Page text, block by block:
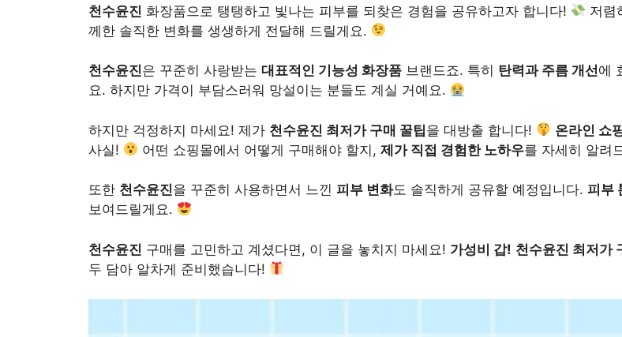
천수윤진 화장품으로 탱탱하고 빛나는 피부를 되찾은 경험을 공유하고자 합니다! 저렴
께한 솔직한 변화를 생생하게 전달해 드릴게요.
천수윤진은 꾸준히 사랑받는 대표적인 기능성 화장품 브랜드죠. 특히 탄력과 주름 개선에
요. 하지만 가격이 부담스러워 망설이는 분들도 계실 거예요.
하지만 걱정하지 마세요! 제가 천수윤진 최저가 구매 꿀팁을 대방출 합니다! 온라인 쇼
사실!
어떤 쇼핑몰에서 어떻게 구매해야 할지,제가 직접 경험한 노하우를 자세히 알려
또한 천수윤진을 꾸준히 사용하면서 느낀 피부 변화도 솔직하게 공유할 예정입니다. 피부
보여드릴게요.
천수윤진 구매를 고민하고 계셨다면, 이 글을 놓치지 마세요! 가성비 갑! 천수윤진 최저가
두 담아 알차게 준비했습니다!